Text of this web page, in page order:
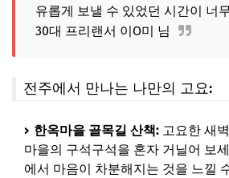
유롭게 보낼 수 있었던 시간이 너
30대 프리랜서 이O미 님
전주에서 만나는 나만의 고요:
한옥마을 골목길 산책: 고요한 새
마을의 구석구석을 혼자 거닐어 보
에서 마음이 차분해지는 것을 느낄